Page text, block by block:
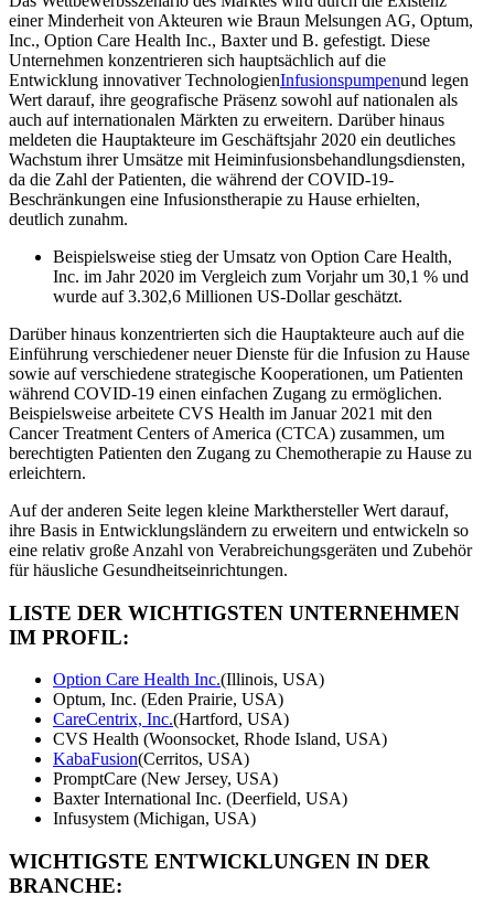
einer Minderheit von Akteuren wie Braun Melsungen AG, Optum,
Inc., Option Care Health Inc., Baxter und B. gefestigt. Diese
Unternehmen konzentrieren sich hauptsächlich auf die
Entwicklung innovativer TechnologienInfusionspumpenund legen
Wert darauf, ihre geografische Präsenz sowohl auf nationalen als
auch auf internationalen Märkten zu erweitern. Darüber hinaus
meldeten die Hauptakteure im Geschäftsjahr 2020 ein deutliches
Wachstum ihrer Umsätze mit Heiminfusionsbehandlungsdiensten,
da die Zahl der Patienten, die während der COVID-19-
Beschränkungen eine Infusionstherapie zu Hause erhielten,
deutlich zunahm.
Beispielsweise stieg der Umsatz von Option Care Health,
Inc. im Jahr 2020 im Vergleich zum Vorjahr um 30,1 % und
wurde auf 3.302,6 Millionen US-Dollar geschätzt.
Darüber hinaus konzentrierten sich die Hauptakteure auch auf die
Einführung verschiedener neuer Dienste für die Infusion zu Hause
sowie auf verschiedene strategische Kooperationen, um Patienten
während COVID-19 einen einfachen Zugang zu ermöglichen.
Beispielsweise arbeitete CVS Health im Januar 2021 mit den
Cancer Treatment Centers of America (CTCA) zusammen, um
berechtigten Patienten den Zugang zu Chemotherapie zu Hause zu
erleichtern.
Auf der anderen Seite legen kleine Markthersteller Wert darauf,
ihre Basis in Entwicklungsländern zu erweitern und entwickeln so
eine relativ große Anzahl von Verabreichungsgeräten und Zubehör
für häusliche Gesundheitseinrichtungen.
LISTE DER WICHTIGSTEN UNTERNEHMEN
IM PROFIL:
Option Care Health Inc.(Illinois, USA)
Optum, Inc. (Eden Prairie, USA)
CareCentrix, Inc.(Hartford, USA)
CVS Health (Woonsocket, Rhode Island, USA)
KabaFusion(Cerritos, USA)
PromptCare (New Jersey, USA)
Baxter International Inc. (Deerfield, USA)
Infusystem (Michigan, USA)
WICHTIGSTE ENTWICKLUNGEN IN DER
BRANCHE: